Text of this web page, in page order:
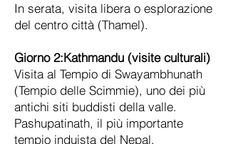
In serata, visita libera o esplorazione
del centro città (Thamel).
Giorno 2:Kathmandu (visite culturali)
Visita al Tempio di Swayambhunath
(Tempio delle Scimmie), uno dei più
antichi siti buddisti della valle.
Pashupatinath, il più importante
tempio induista del Nepal.